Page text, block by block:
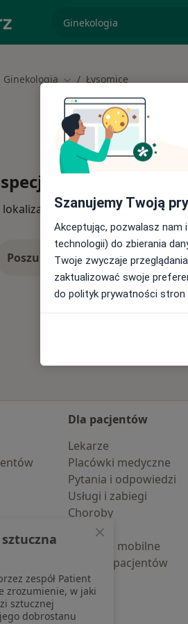
Ginekologia Zmień miasto
Łysomice
lub wypróbuj
Poszukaj konsultacji online
Dla pacjentów
Lekarze
Placówki medyczne
Pytania i odpowiedzi
Usługi i zabiegi
Choroby
Pomoc
Aplikacje mobilne
Blog dla pacjentów
Szanujemy Twoją
Akceptując, pozwalasz nam
technologii) do zbierania
Twoje zwyczaje
zaktualizować swoje
do polityk prywatności
zespół Patient
zrozumienie, w jaki
sztucznej
dobrostanu